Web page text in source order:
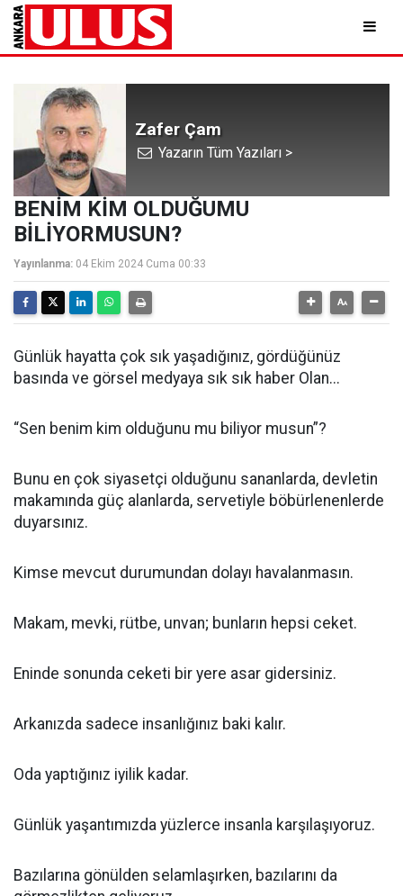
Zafer Çam
Yazarın Tüm Yazıları >
BENİM KİM OLDUĞUMU
BİLİYORMUSUN?
Yayınlanma: 04 Ekim 2024 Cuma 00:33
Günlük hayatta çok sık yaşadığınız, gördüğünüz
basında ve görsel medyaya sık sık haber Olan...
“Sen benim kim olduğunu mu biliyor musun”?
Bunu en çok siyasetçi olduğunu sananlarda, devletin
makamında güç alanlarda, servetiyle böbürlenenlerde
duyarsınız.
Kimse mevcut durumundan dolayı havalanmasın.
Makam, mevki, rütbe, unvan; bunların hepsi ceket.
Eninde sonunda ceketi bir yere asar gidersiniz.
Arkanızda sadece insanlığınız baki kalır.
Oda yaptığınız iyilik kadar.
Günlük yaşantımızda yüzlerce insanla karşılaşıyoruz.
Bazılarına gönülden selamlaşırken, bazılarını da